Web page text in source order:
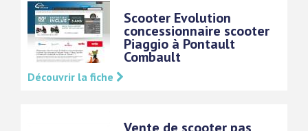
Scooter Evolution
concessionnaire scooter
Piaggio à Pontault
Combault
Découvrir la fiche
Vente de scooter pas